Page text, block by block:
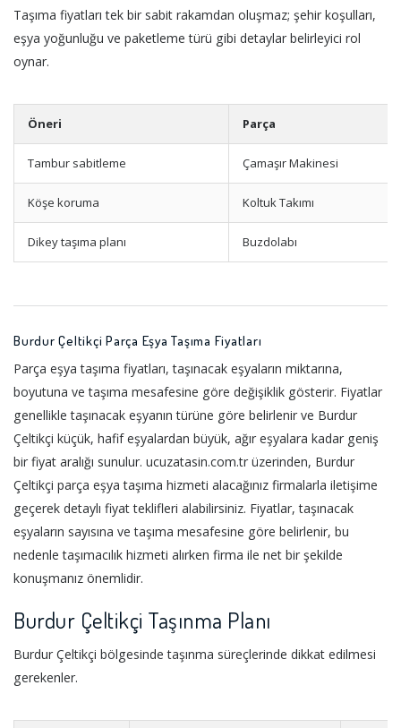
Taşıma fiyatları tek bir sabit rakamdan oluşmaz; şehir koşulları,
eşya yoğunluğu ve paketleme türü gibi detaylar belirleyici rol
oynar.
Öneri Parça
Tambur sabitleme Çamaşır Makinesi
Köşe koruma Koltuk Takımı
Dikey taşıma planı Buzdolabı
Burdur Çeltikçi Parça Eşya Taşıma Fiyatları
Parça eşya taşıma fiyatları, taşınacak eşyaların miktarına,
boyutuna ve taşıma mesafesine göre değişiklik gösterir. Fiyatlar
genellikle taşınacak eşyanın türüne göre belirlenir ve Burdur
Çeltikçi küçük, hafif eşyalardan büyük, ağır eşyalara kadar geniş
bir fiyat aralığı sunulur. ucuzatasin.com.tr üzerinden, Burdur
Çeltikçi parça eşya taşıma hizmeti alacağınız firmalarla iletişime
geçerek detaylı fiyat teklifleri alabilirsiniz. Fiyatlar, taşınacak
eşyaların sayısına ve taşıma mesafesine göre belirlenir, bu
nedenle taşımacılık hizmeti alırken firma ile net bir şekilde
konuşmanız önemlidir.
Burdur Çeltikçi Taşınma Planı
Burdur Çeltikçi bölgesinde taşınma süreçlerinde dikkat edilmesi
gerekenler.